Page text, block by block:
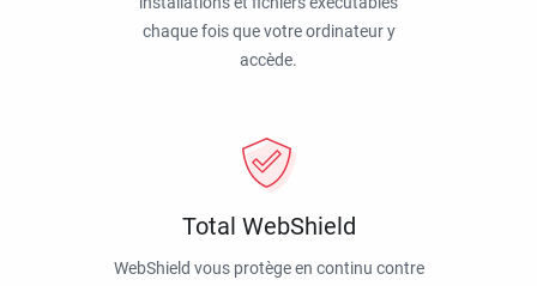
chaque fois que votre ordinateur y
accède.
Total WebShield
WebShield vous protège en continu contre